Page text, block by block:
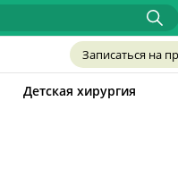
Записаться на
Детская хирургия